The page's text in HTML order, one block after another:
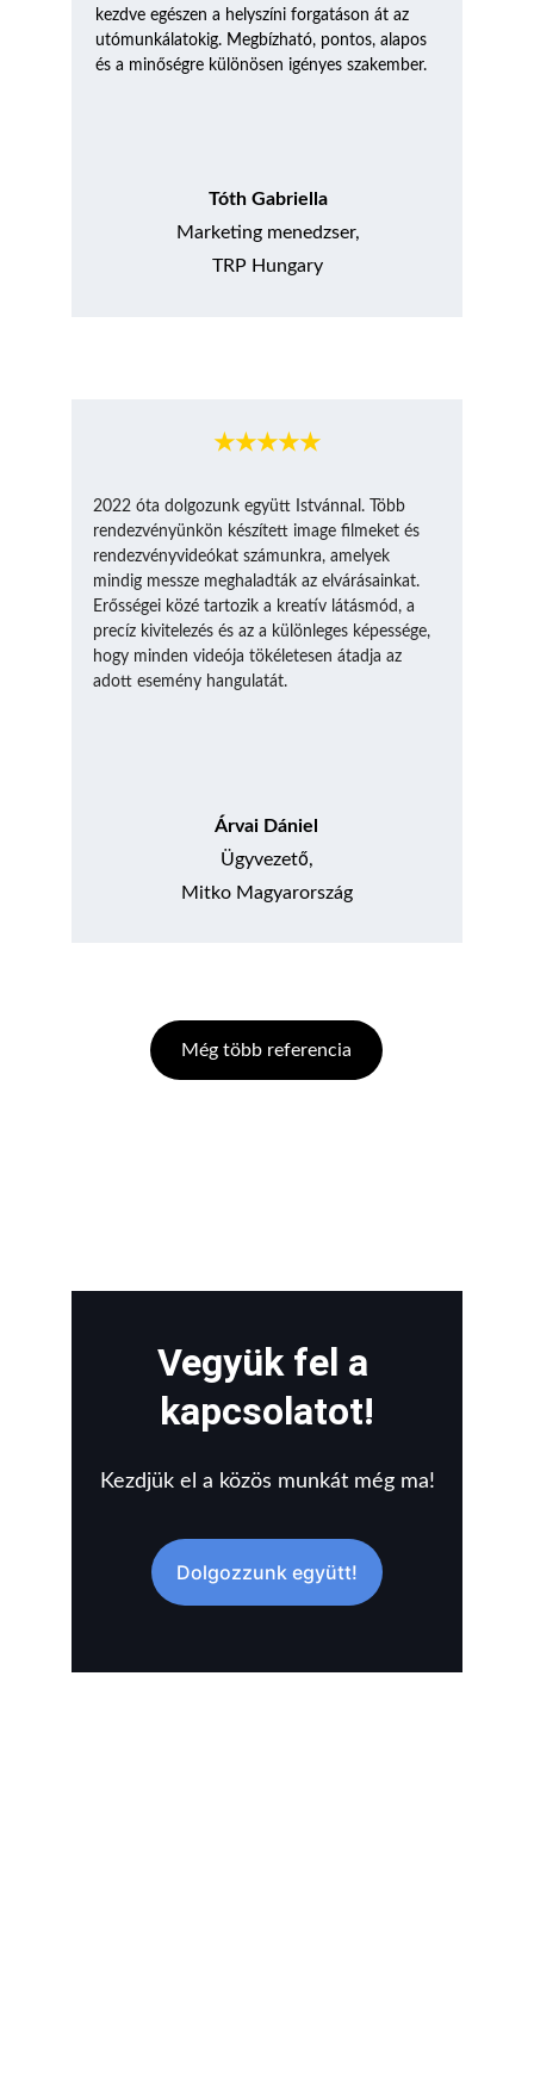
Még több referencia
kezdve egészen a helyszíni forgatáson át az
utómunkálatokig. Megbízható, pontos, alapos
és a minőségre különösen igényes szakember.
Tóth Gabriella
Marketing menedzser,
TRP Hungary
2022 óta dolgozunk együtt Istvánnal. Több
rendezvényünkön készített image filmeket és
rendezvényvideókat számunkra, amelyek
mindig messze meghaladták az elvárásainkat.
Erősségei közé tartozik a kreatív látásmód, a
precíz kivitelezés és az a különleges képessége,
hogy minden videója tökéletesen átadja az
adott esemény hangulatát.
★★★★★
Árvai Dániel
Ügyvezető,
Mitko Magyarország
Vegyük fel a
kapcsolatot!
Kezdjük el a közös munkát még ma!
Dolgozzunk együtt!